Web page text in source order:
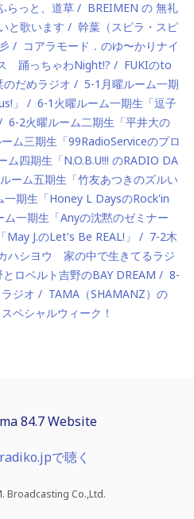
っと、道草
BREIMEN の 無礼
と歌います
幹葉（スピラ・スピ
コアラモード．のゆ〜かりナイ
踊っちゃわNight!?
FUKIのto
だめラジオ
5-1月曜ルーム一期
」
6-1火曜ルーム一期生「逗子
6-2火曜ルーム二期生「平井大の
ム三期生「99RadioServiceのプロ
ム四期生「N.O.B.U!!! のRADIO DA
ーム五期生「竹友あつきのズルい
一期生「Honey L DaysのRock'in
ム一期生「Anyの沈黙のゼミナー
J.のLet's Be REAL!」
7-2木
ハシヨウ 家の中で生きてるラジ
ロベルト吉野のBAY DREAM
8-
ジオ
TAMA（SHAMANZ）の
スペシャルウィーク！
84.7 Website
radiko.jpで聴く
Broadcasting Co.,Ltd.